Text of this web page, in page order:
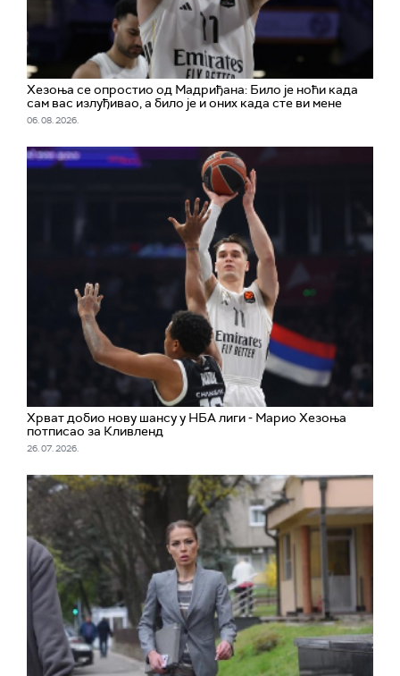
Хезоња се опростио од Мадриђана: Било је ноћи када
сам вас излуђивао, а било је и оних када сте ви мене
06. 08. 2026.
Хрват добио нову шансу у НБА лиги - Марио Хезоња
потписао за Кливленд
26. 07. 2026.